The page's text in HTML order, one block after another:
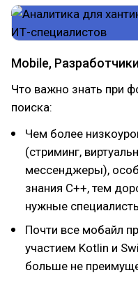
Mobile,
Что важно знать при
поиска:
Чем более
(стриминг,
мессенджеры),
знания С++, тем
нужные
Почти все мобайл
участием Kotlin и
больше не